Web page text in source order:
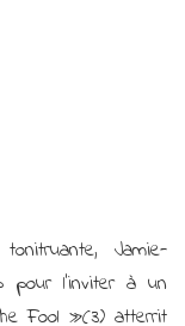
Jamie-
pour l’inviter à un
Fool »(3) atterrit